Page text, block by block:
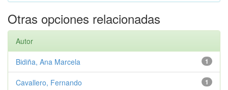
Otras opciones relacionadas
Autor
1
Bidiña, Ana Marcela
1
Cavallero, Fernando